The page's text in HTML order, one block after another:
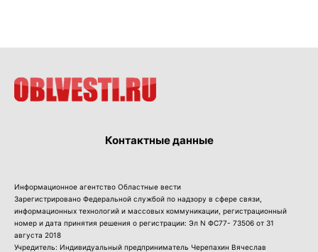
Контактные данные
Информационное агентство Областные вести
Зарегистрировано Федеральной службой по надзору в сфере связи,
информационных технологий и массовых коммуникации, регистрационный
номер и дата принятия решения о регистрации: Эл N ФС77- 73506 от 31
августа 2018
Учредитель: Индивидуальный предприниматель Черепахин Вячеслав